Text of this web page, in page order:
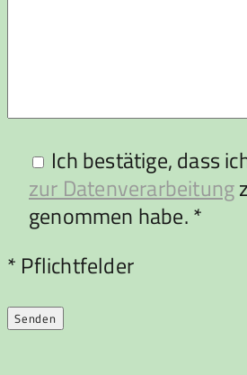
Ich bestätige, dass
zur Datenverarbeitung
genommen habe. *
Bitte lasse dieses Feld leer.
* Pflichtfelder